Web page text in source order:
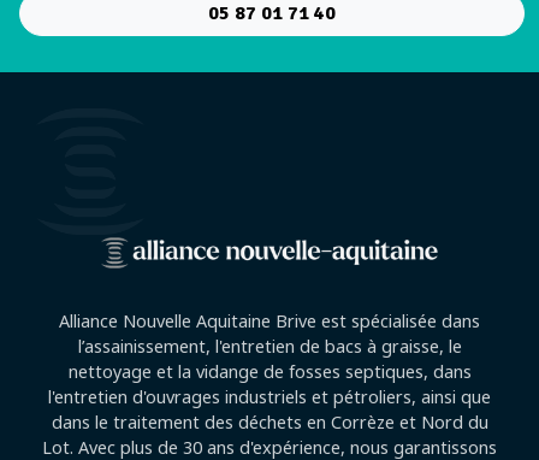
05 87 01 71 40
Alliance Nouvelle Aquitaine Brive est spécialisée dans
l’assainissement, l'entretien de bacs à graisse, le
nettoyage et la vidange de fosses septiques, dans
l'entretien d'ouvrages industriels et pétroliers, ainsi que
dans le traitement des déchets en Corrèze et Nord du
Lot. Avec plus de 30 ans d'expérience, nous garantissons